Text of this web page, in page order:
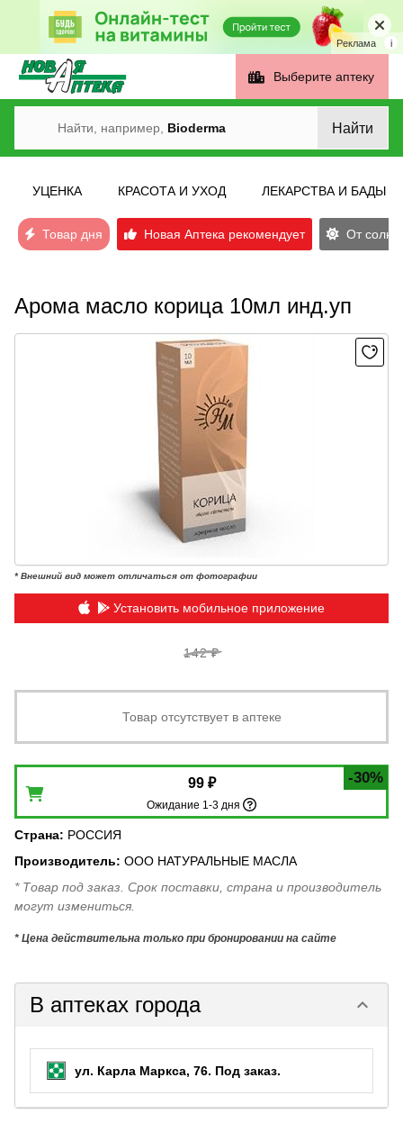
Реклама i
Выберите аптеку
Найти, например, Bioderma Найти
УЦЕНКА КРАСОТА И УХОД ЛЕКАРСТВА И БАДЫ
Товар дня Новая Аптека рекомендует От
Арома масло корица 10мл инд.уп
* Внешний вид может отличаться от фотографии
Установить мобильное приложение
142 ₽
Товар отсутствует в аптеке
-30%
99 ₽
Ожидание 1-3 дня
Страна: РОССИЯ
Производитель: ООО НАТУРАЛЬНЫЕ МАСЛА
* Товар под заказ. Срок поставки, страна и производитель
могут измениться.
* Цена действительна только при бронировании на сайте
В аптеках города keyboard_arrow_down
ул. Карла Маркса, 76. Под заказ.